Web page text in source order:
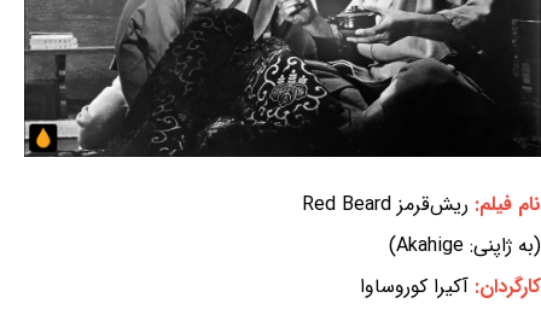
نام فیلم: ریش‌قرمز Red Beard
(به ژاپنی: Akahige)
کارگردان: آکیرا کوروساوا